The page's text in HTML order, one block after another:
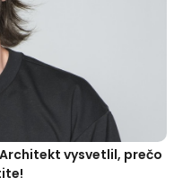
vysvetlil, prečo